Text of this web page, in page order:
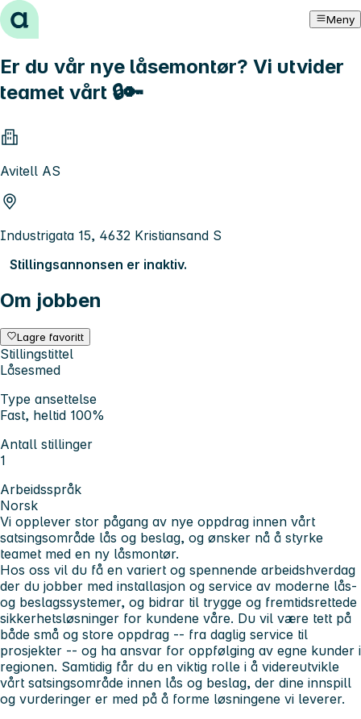
Hopp til innhold Meny
Er du vår nye låsemontør? Vi utvider
teamet vårt 🔒🔑
Avitell AS
Industrigata 15, 4632 Kristiansand S
Stillingsannonsen er inaktiv.
Om jobben
Lagre favoritt
Stillingstittel
Låsesmed
Type ansettelse
Fast, heltid 100%
Antall stillinger
1
Arbeidsspråk
Norsk
Vi opplever stor pågang av nye oppdrag innen vårt
satsingsområde lås og beslag, og ønsker nå å styrke
teamet med en ny låsmontør.
Hos oss vil du få en variert og spennende arbeidshverdag
der du jobber med installasjon og service av moderne lås-
og beslagssystemer, og bidrar til trygge og fremtidsrettede
sikkerhetsløsninger for kundene våre. Du vil være tett på
både små og store oppdrag -- fra daglig service til
prosjekter -- og ha ansvar for oppfølging av egne kunder i
regionen. Samtidig får du en viktig rolle i å videreutvikle
vårt satsingsområde innen lås og beslag, der dine innspill
og vurderinger er med på å forme løsningene vi leverer.